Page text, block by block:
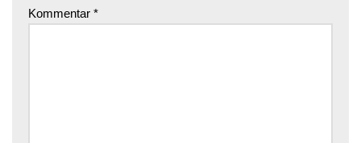
Kommentar *